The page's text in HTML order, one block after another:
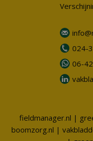
024-
06-
fieldmanager.nl |
boomzorg.nl |